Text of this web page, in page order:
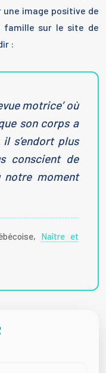
image positive de
famille sur le site de
:
motrice’ où
son corps a
s’endort plus
conscient de
notre moment
Naître et